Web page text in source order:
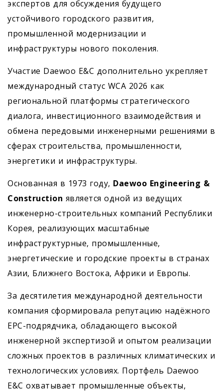
экспертов для обсуждения будущего
устойчивого городского развития,
промышленной модернизации и
инфраструктуры нового поколения.
Участие Daewoo E&C дополнительно укрепляет
международный статус WCA 2026 как
региональной платформы стратегического
диалога, инвестиционного взаимодействия и
обмена передовыми инженерными решениями в
сферах строительства, промышленности,
энергетики и инфраструктуры.
Основанная в 1973 году, Daewoo Engineering &
Construction является одной из ведущих
инженерно-строительных компаний Республики
Корея, реализующих масштабные
инфраструктурные, промышленные,
энергетические и городские проекты в странах
Азии, Ближнего Востока, Африки и Европы.
За десятилетия международной деятельности
компания сформировала репутацию надёжного
EPC-подрядчика, обладающего высокой
инженерной экспертизой и опытом реализации
сложных проектов в различных климатических и
технологических условиях. Портфель Daewoo
E&C охватывает промышленные объекты,